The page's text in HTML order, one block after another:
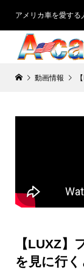
アメリカ車を愛する
動画情報
【LUXZ
を見に行